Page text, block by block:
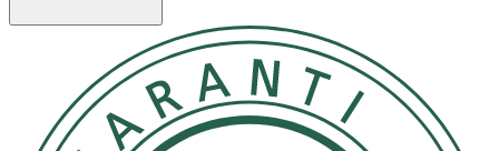
· Krämig läppenna i neutral brun nyans
· 2-i-1-produkt för kontur och helfärg